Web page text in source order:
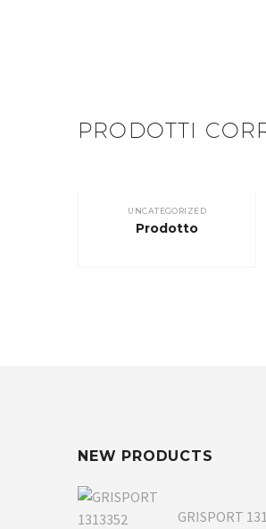
PRODOTTI
UNCATEGORIZED
Prodotto
NEW PRODUCTS
GRISPORT